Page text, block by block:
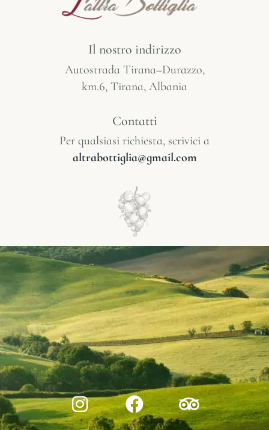
Il nostro indirizzo
Autostrada Tirana–Durazzo,
km.6, Tirana, Albania
Contatti
Per qualsiasi richiesta, scrivici a
altrabottiglia@gmail.com